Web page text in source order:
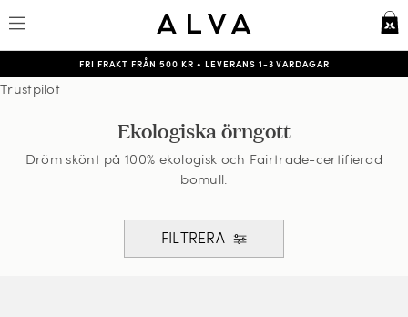
FRI FRAKT FRÅN 500 KR • LEVERANS 1-3 VARDAGAR
Trustpilot
Ekologiska örngott
Dröm skönt på 100% ekologisk och Fairtrade-certifierad
bomull.
FILTRERA